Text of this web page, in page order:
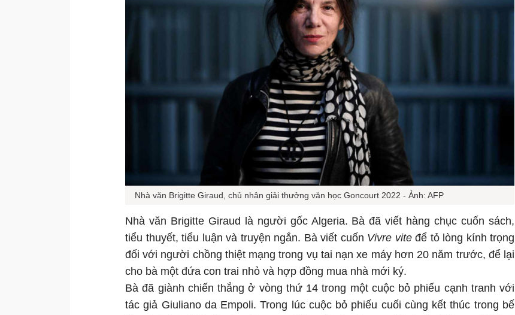
Nhà văn Brigitte Giraud, chủ nhân giải thưởng văn học Goncourt 2022 - Ảnh: AFP
Nhà văn Brigitte Giraud là người gốc Algeria. Bà đã viết hàng chục cuốn sách,
tiểu thuyết, tiểu luận và truyện ngắn. Bà viết cuốn Vivre viteđể tỏ lòng kính trọng
đối với người chồng thiệt mạng trong vụ tai nạn xe máy hơn 20 năm trước, để lại
cho bà một đứa con trai nhỏ và hợp đồng mua nhà mới ký.
Bà đã giành chiến thắng ở vòng thứ 14 trong một cuộc bỏ phiếu cạnh tranh với
tác giả Giuliano da Empoli. Trong lúc cuộc bỏ phiếu cuối cùng kết thúc trong bế